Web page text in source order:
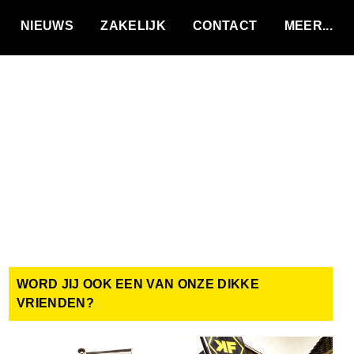
NIEUWS ZAKELIJK CONTACT
WORD JIJ OOK EEN VAN ONZE DIKKE
VRIENDEN?